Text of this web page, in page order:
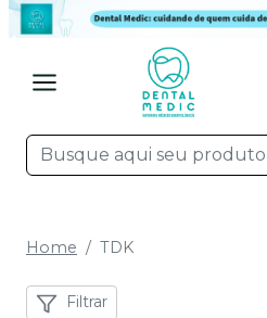
Home TDK
Filtrar